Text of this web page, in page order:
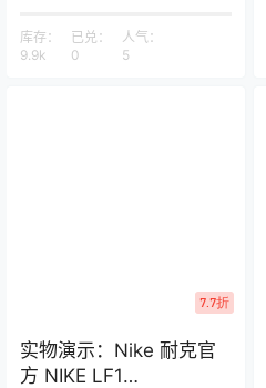
库存：
9.9k
已兑：
0
人气：
5
7.7折
实物演示：Nike 耐克官
方 NIKE LF1